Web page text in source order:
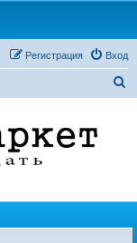
Вход
Регистрация